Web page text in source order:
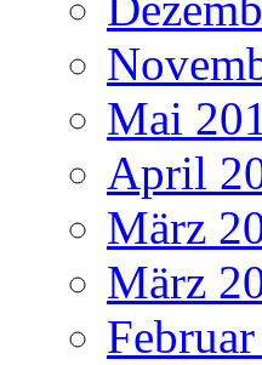
Mai
April
März
März